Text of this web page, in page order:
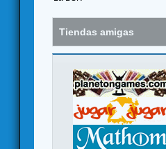
Tiendas amigas